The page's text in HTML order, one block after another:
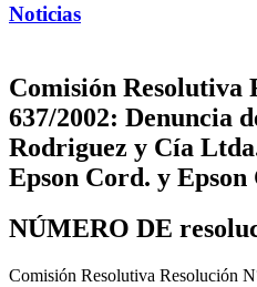
Noticias
Comisión Resolutiva
637/2002: Denuncia
Rodriguez y Cía
Epson Cord. y Epson
NÚMERO DE
Comisión Resolutiva Resolución